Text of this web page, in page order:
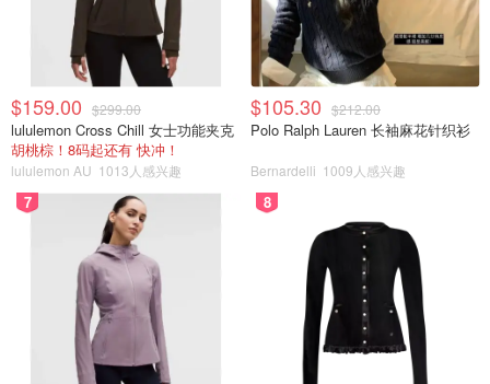
$159.00 $299.00
lululemon Cross Chill 女士功能夹克
胡桃棕！8码起还有 快冲！
lululemon AU 1013人感兴趣
$105.30 $212.00
Polo Ralph Lauren 长袖麻花针织衫
Bernardelli 1009人感兴趣
7 8